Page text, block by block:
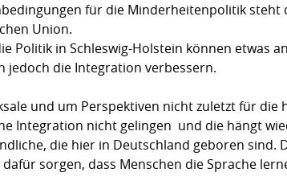
für die Minderheitenpolitik steht
Union.
Politik in Schleswig-Holstein können etwas
jedoch die Integration verbessern.
und um Perspektiven nicht zuletzt für
Integration nicht gelingen  und die hängt
die hier in Deutschland geboren
sorgen, dass Menschen die Sprache